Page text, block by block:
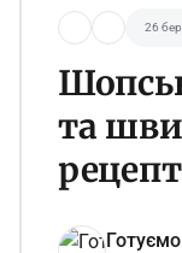
26
та